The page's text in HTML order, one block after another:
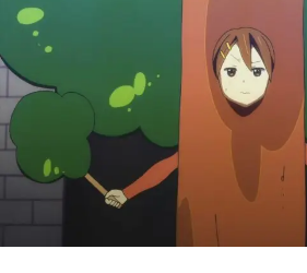
sabe
tocar
guitarra
cumpleaños